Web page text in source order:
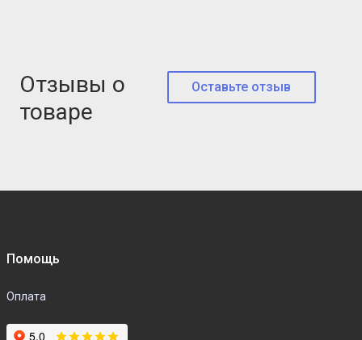
Отзывы о
товаре
Оставьте отзыв
Помощь
Оплата